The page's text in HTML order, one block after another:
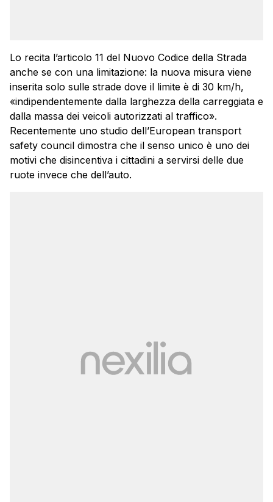
Lo recita l’articolo 11 del Nuovo Codice della Strada
anche se con una limitazione: la nuova misura viene
inserita solo sulle strade dove il limite è di 30 km/h,
«indipendentemente dalla larghezza della carreggiata e
dalla massa dei veicoli autorizzati al traffico».
Recentemente uno studio dell’European transport
safety council dimostra che il senso unico è uno dei
motivi che disincentiva i cittadini a servirsi delle due
ruote invece che dell’auto.